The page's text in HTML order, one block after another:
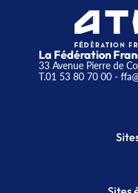
La Fédération
33 Avenue Pierre de
T.01 53 80 70 00-